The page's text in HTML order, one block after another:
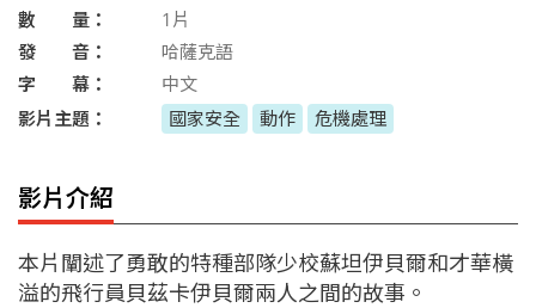
數 量：
1片
發 音：
哈薩克語
字 幕：
中文
影片主題：
國家安全 動作 危機處理
影片介紹
本片闡述了勇敢的特種部隊少校蘇坦伊貝爾和才華橫
溢的飛行員貝茲卡伊貝爾兩人之間的故事。